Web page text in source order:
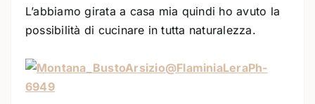
L’abbiamo girata a casa mia quindi ho avuto la
possibilità di cucinare in tutta naturalezza.